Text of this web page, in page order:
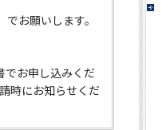
お願いします。
でお申し込みくだ
時にお知らせくだ